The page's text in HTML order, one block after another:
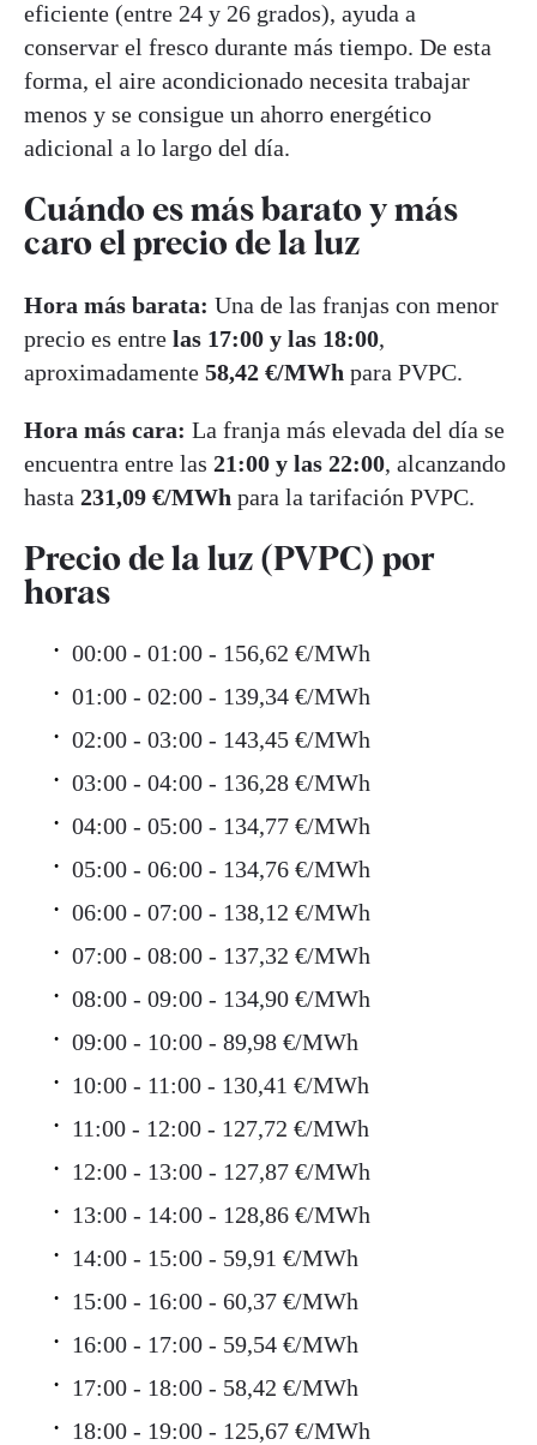
eficiente (entre 24 y 26 grados), ayuda a
conservar el fresco durante más tiempo. De esta
forma, el aire acondicionado necesita trabajar
menos y se consigue un ahorro energético
adicional a lo largo del día.
Cuándo es más barato y más
caro el precio de la luz
Hora más barata: Una de las franjas con menor
precio es entre las 17:00 y las 18:00,
aproximadamente 58,42 €/MWh para PVPC.
Hora más cara: La franja más elevada del día se
encuentra entre las 21:00 y las 22:00, alcanzando
hasta 231,09 €/MWh para la tarifación PVPC.
Precio de la luz (PVPC) por
horas
00:00 - 01:00 - 156,62 €/MWh
01:00 - 02:00 - 139,34 €/MWh
02:00 - 03:00 - 143,45 €/MWh
03:00 - 04:00 - 136,28 €/MWh
04:00 - 05:00 - 134,77 €/MWh
05:00 - 06:00 - 134,76 €/MWh
06:00 - 07:00 - 138,12 €/MWh
07:00 - 08:00 - 137,32 €/MWh
08:00 - 09:00 - 134,90 €/MWh
09:00 - 10:00 - 89,98 €/MWh
10:00 - 11:00 - 130,41 €/MWh
11:00 - 12:00 - 127,72 €/MWh
12:00 - 13:00 - 127,87 €/MWh
13:00 - 14:00 - 128,86 €/MWh
14:00 - 15:00 - 59,91 €/MWh
15:00 - 16:00 - 60,37 €/MWh
16:00 - 17:00 - 59,54 €/MWh
17:00 - 18:00 - 58,42 €/MWh
18:00 - 19:00 - 125,67 €/MWh